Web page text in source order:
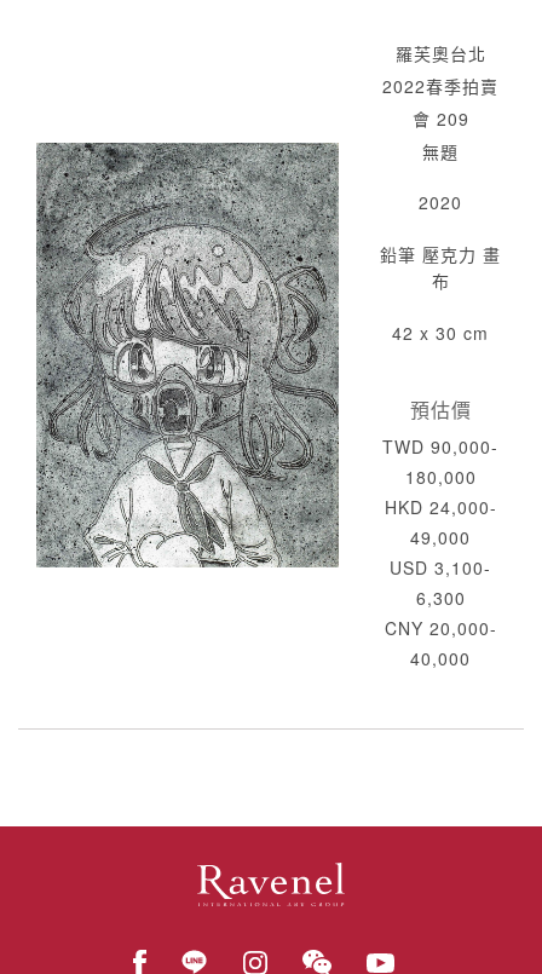
羅芙奧台北
2022春季拍賣
會 209
無題
2020
鉛筆 壓克力 畫
布
42 x 30 cm
預估價
TWD 90,000-
180,000
HKD 24,000-
49,000
USD 3,100-
6,300
CNY 20,000-
40,000